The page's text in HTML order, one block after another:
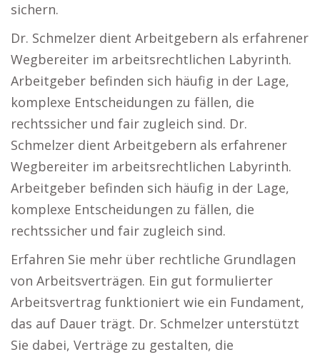
sichern.
Dr. Schmelzer dient Arbeitgebern als erfahrener
Wegbereiter im arbeitsrechtlichen Labyrinth.
Arbeitgeber befinden sich häufig in der Lage,
komplexe Entscheidungen zu fällen, die
rechtssicher und fair zugleich sind. Dr.
Schmelzer dient Arbeitgebern als erfahrener
Wegbereiter im arbeitsrechtlichen Labyrinth.
Arbeitgeber befinden sich häufig in der Lage,
komplexe Entscheidungen zu fällen, die
rechtssicher und fair zugleich sind.
Erfahren Sie mehr über rechtliche Grundlagen
von Arbeitsverträgen. Ein gut formulierter
Arbeitsvertrag funktioniert wie ein Fundament,
das auf Dauer trägt. Dr. Schmelzer unterstützt
Sie dabei, Verträge zu gestalten, die